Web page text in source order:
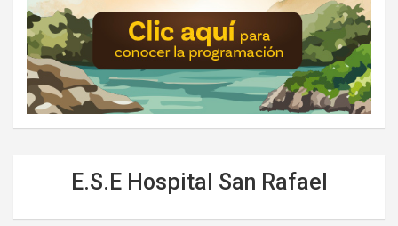
E.S.E Hospital San Rafael